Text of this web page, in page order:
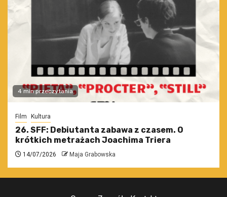
4 min przeczytania
Film Kultura
26. SFF: Debiutanta zabawa z czasem. O
krótkich metrażach Joachima Triera
14/07/2026 Maja Grabowska